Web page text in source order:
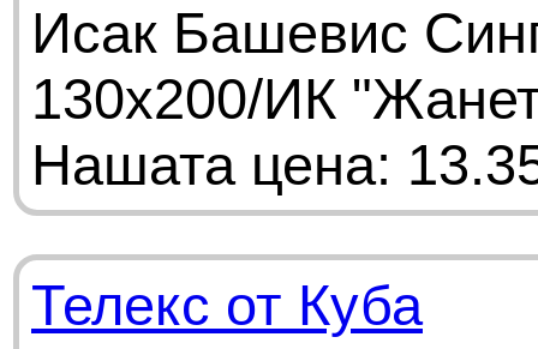
Исак Башевис
130х200/ИК
Нашата цена:
Телекс от Куба